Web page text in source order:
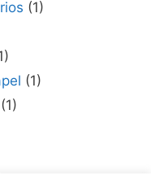
(1)
(1)
(1)